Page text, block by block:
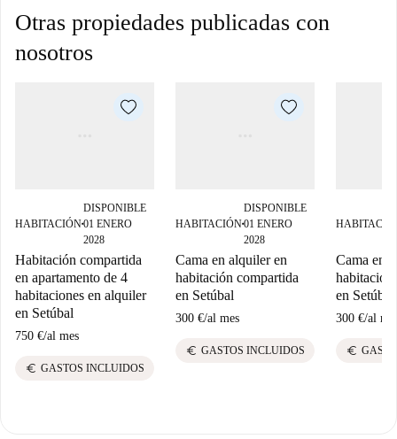
Otras propiedades publicadas con
nosotros
HABITACIÓN■
DISPONIBLE
01 ENERO
2028
Habitación compartida
en apartamento de 4
habitaciones en alquiler
en Setúbal
750 €/al mes
euro GASTOS INCLUIDOS
HABITACIÓN■
DISPONIBLE
01 ENERO
2028
Cama en alquiler en
habitación compartida
en Setúbal
300 €/al mes
euro GASTOS INCLUIDOS
Cama en
habitación
en Setúbal
300 €/al
euro